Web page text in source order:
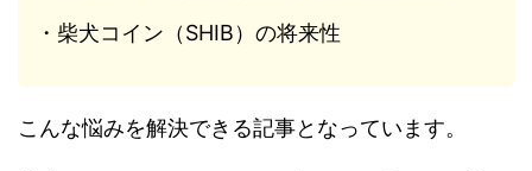
・柴犬コイン（SHIB）の将来性
こんな悩みを解決できる記事となっています。